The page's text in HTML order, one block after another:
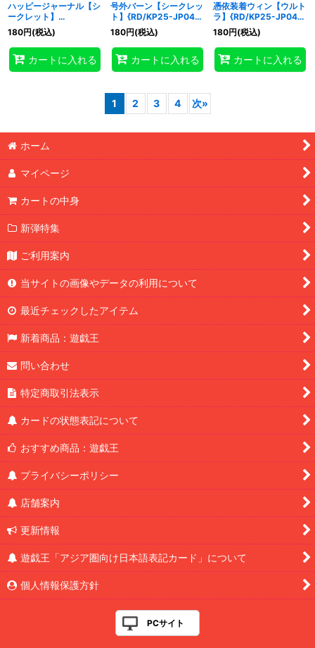
ハッピージャーナル【シ
ークレット】
{RD/KP25-JP048}
《RD魔法》
180円(税込)
カートに入れる
号外バーン【シークレッ
ト】{RD/KP25-JP049}
《RD魔法》
180円(税込)
カートに入れる
憑依装着ウィン【ウルト
ラ】{RD/KP25-JP044}
《RDフュージョン》
180円(税込)
カートに入れる
1 2 3 4 次»
ホーム
マイページ
カートの中身
新弾特集
ご利用案内
当サイトの画像やデータの利用について
最近チェックしたアイテム
新着商品：遊戯王
問い合わせ
特定商取引法表示
カードの状態表記について
おすすめ商品：遊戯王
プライバシーポリシー
店舗案内
更新情報
遊戯王「アジア圏向け日本語表記カード」について
個人情報保護方針
PCサイト